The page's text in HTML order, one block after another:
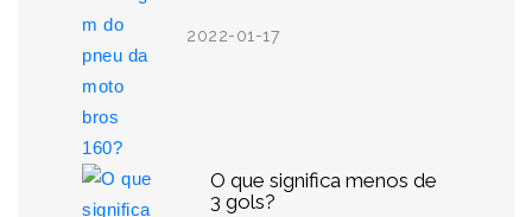
2022-01-17
O que significa menos de
3 gols?